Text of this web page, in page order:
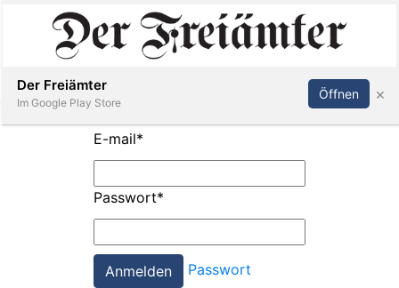
Inserieren Abonnieren Anmelden
E-mail*
Passwort*
Passwort
Der Freiämter
Im Google Play Store
Öffnen ×